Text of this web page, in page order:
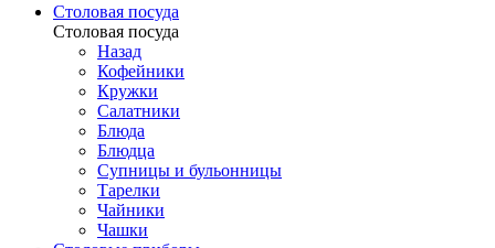
Столовая посуда
Столовая посуда
Назад
Кофейники
Кружки
Салатники
Блюда
Блюдца
Супницы и бульонницы
Тарелки
Чайники
Чашки